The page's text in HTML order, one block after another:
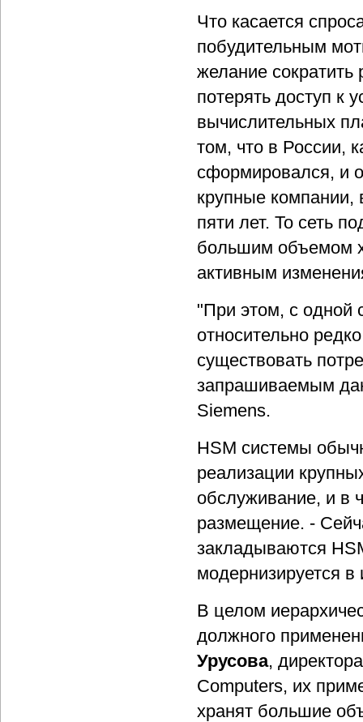
Что касается
побудительным
желание
потерять доступ к
вычислительных
том, что в России,
сформировался, и
крупные компании,
пяти лет. То сеть
большим объемом
активным
"При этом, с одной
относительно
существовать
запрашиваемым
Siemens.
HSM системы
реализации
обслуживание, и в
размещение. -
закладываются
модернизируется
В целом
должного
Урусова,
Computers, их
хранят большие